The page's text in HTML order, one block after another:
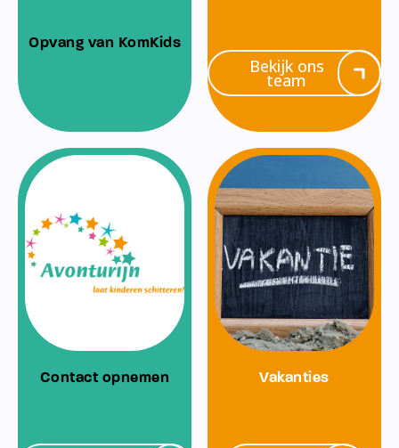
Opvang van KomKids
Bekijk ons
team
Contact opnemen Vakanties